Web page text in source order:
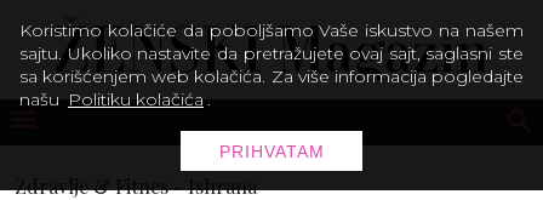
Zdravlje & Fitnes -Ishrana
Koristimo kolačiće da poboljšamo Vaše iskustvo na našem
sajtu. Ukoliko nastavite da pretražujete ovaj sajt, saglasni ste
sa korišćenjem web kolačića. Za više informacija pogledajte
našu Politiku kolačića .
PRIHVATAM